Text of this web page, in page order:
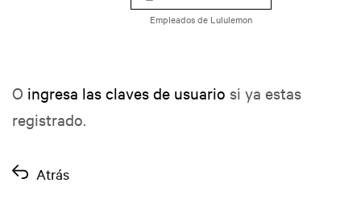
Empleados de Lululemon
O ingresa las claves de usuario si ya estas
registrado.
Atrás